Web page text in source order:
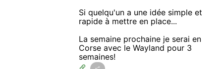
Si quelqu'un a une idée simple et
rapide à mettre en place...
La semaine prochaine je serai en
Corse avec le Wayland pour 3
semaines!